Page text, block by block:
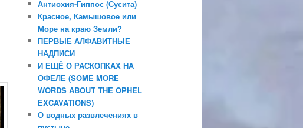
Антиохия-Гиппос (Сусита)
Красное, Камышовое или
Море на краю Земли?
ПЕРВЫЕ АЛФАВИТНЫЕ
НАДПИСИ
И ЕЩЁ О РАСКОПКАХ НА
ОФЕЛЕ (SOME MORE
WORDS ABOUT THE OPHEL
EXCAVATIONS)
О водных развлечениях в